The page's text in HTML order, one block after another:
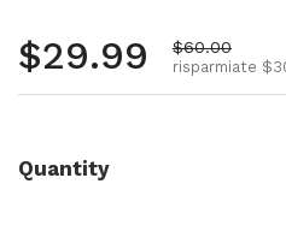
Prezzo
$29.99 Prezzo di
$60.00
risparmiate
Quantity